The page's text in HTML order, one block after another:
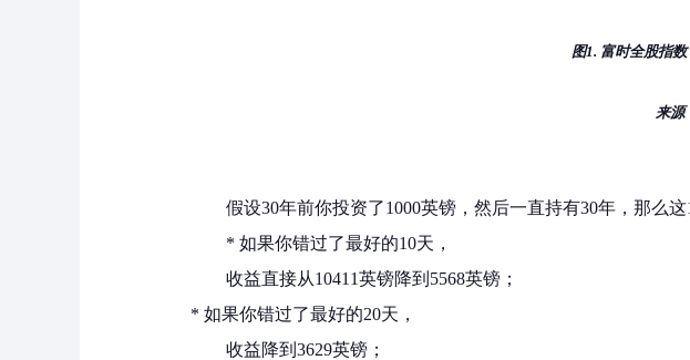
图1. 富时全股指
来源
假设30年前你投资了1000英镑，然后一直持有30年，那么
* 如果你错过了最好的10天，
收益直接从10411英镑降到5568英镑；
* 如果你错过了最好的20天，
收益降到3629英镑；